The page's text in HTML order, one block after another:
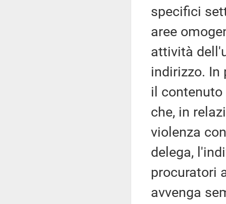
specifici
aree
attività
indirizzo. In
il
che, in
violenza
delega,
procuratori
avvenga